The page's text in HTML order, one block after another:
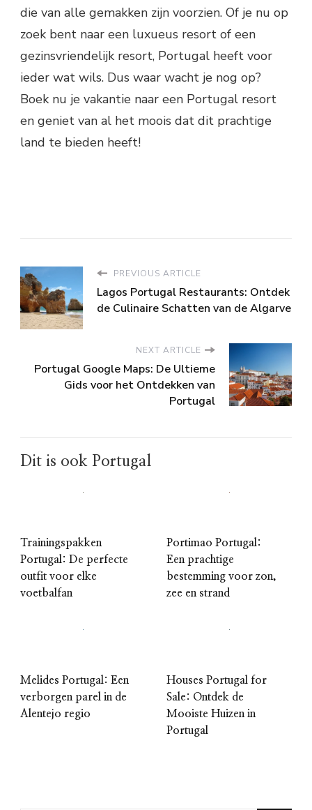
die van alle gemakken zijn voorzien. Of je nu op
zoek bent naar een luxueus resort of een
gezinsvriendelijk resort, Portugal heeft voor
ieder wat wils. Dus waar wacht je nog op?
Boek nu je vakantie naar een Portugal resort
en geniet van al het moois dat dit prachtige
land te bieden heeft!
PREVIOUS ARTICLE
Lagos Portugal Restaurants: Ontdek
de Culinaire Schatten van de Algarve
NEXT ARTICLE
Portugal Google Maps: De Ultieme
Gids voor het Ontdekken van
Portugal
Dit is ook Portugal
Trainingspakken
Portugal: De perfecte
outfit voor elke
voetbalfan
Portimao Portugal:
Een prachtige
bestemming voor zon,
zee en strand
Melides Portugal: Een
verborgen parel in de
Alentejo regio
Houses Portugal for
Sale: Ontdek de
Mooiste Huizen in
Portugal